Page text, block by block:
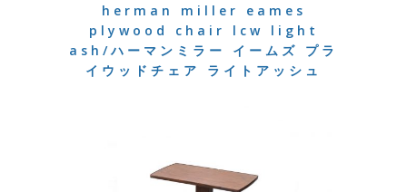
herman miller eames
plywood chair lcw light
ash/ハーマンミラー イームズ プラ
イウッドチェア ライトアッシュ